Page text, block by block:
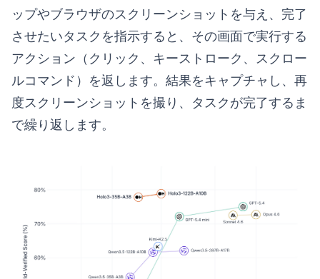
ップやブラウザのスクリーンショットを与え、完了
させたいタスクを指示すると、その画面で実行する
アクション（クリック、キーストローク、スクロー
ルコマンド）を返します。結果をキャプチャし、再
度スクリーンショットを撮り、タスクが完了するま
で繰り返します。